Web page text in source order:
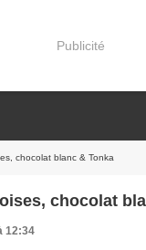
Publicité
chocolat blanc & Tonka
chocolat
12:34